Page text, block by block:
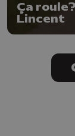
Ça
Lincent